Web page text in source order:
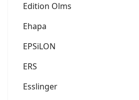
Edition Olms
Ehapa
EPSiLON
ERS
Esslinger